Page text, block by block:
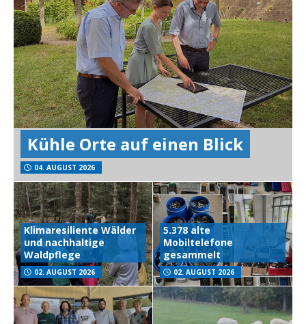
Kühle Orte auf einen Blick
04. AUGUST 2026
Klimaresiliente Wälder
und nachhaltige
Waldpflege
02. AUGUST 2026
5.378 alte
Mobiltelefone
gesammelt
02. AUGUST 2026